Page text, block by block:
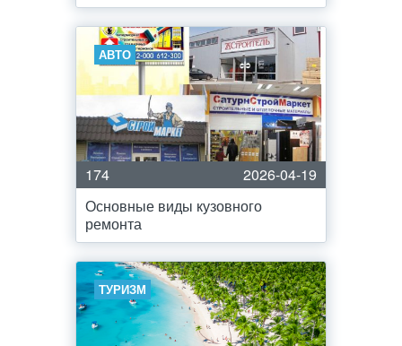
АВТО
174
2026-04-19
Основные виды кузовного
ремонта
ТУРИЗМ